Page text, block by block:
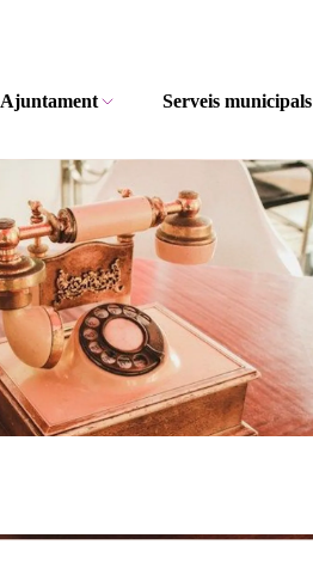
Ajuntament Serveis municipals